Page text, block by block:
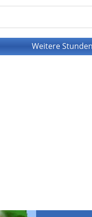
Weitere